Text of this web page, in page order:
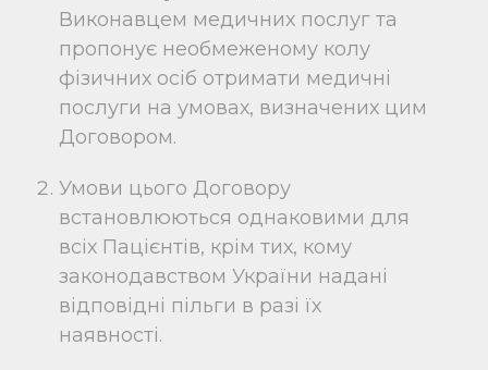
Виконавцем медичних послуг та
пропонує необмеженому колу
фізичних осіб отримати медичні
послуги на умовах, визначених цим
Договором.
Умови цього Договору
встановлюються однаковими для
всіх Пацієнтів, крім тих, кому
законодавством України надані
відповідні пільги в разі їх
наявності.